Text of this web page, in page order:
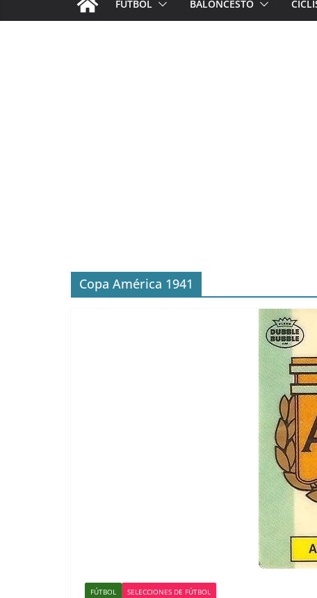
FÚTBOL BALONCESTO
Copa América 1941
FÚTBOL SELECCIONES DE FÚTBOL